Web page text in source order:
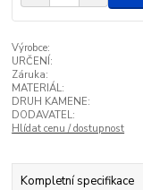
Výrobce:
URČENÍ:
Záruka:
MATERIÁL:
DRUH KAMENE:
DODAVATEL:
Hlídat cenu / dostupnost
Kompletní specifikace